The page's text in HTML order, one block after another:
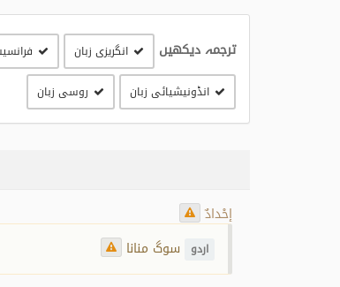
ترجمہ دیکھیں انگریزی زبان
انڈونیشیائی زبان روسی زبان
إحْدادٌ
اردو سوگ منانا